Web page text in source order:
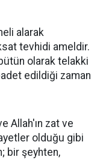
alarak
tevhidi ameldir.
olarak telakki
edildiği zaman
Allah'ın zat ve
olduğu gibi
bir şeyhten,